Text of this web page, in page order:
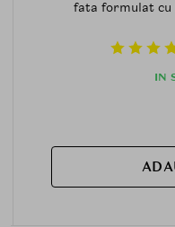
fata formulat cu
IN